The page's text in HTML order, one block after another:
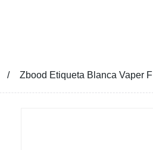
Zbood Etiqueta Blanca Vaper